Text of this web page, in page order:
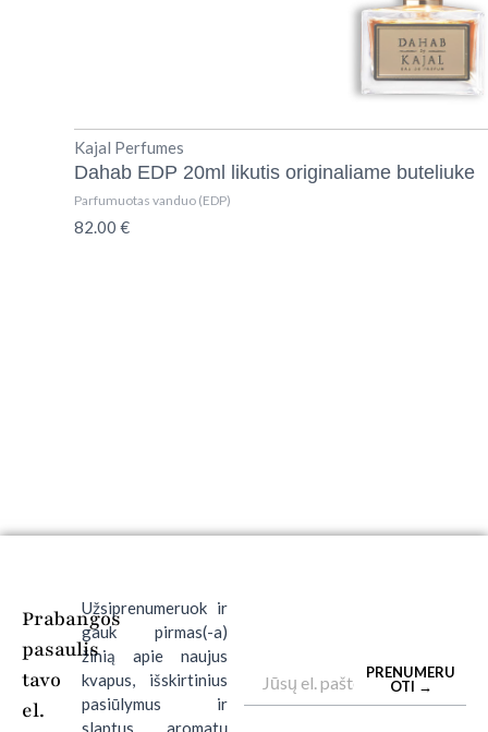
Kajal Perfumes
Dahab EDP 20ml likutis originaliame buteliuke
Parfumuotas vanduo (EDP)
82.00 €
Prabangos
pasaulis
tavo
el.
Užsiprenumeruok ir
gauk pirmas(-a)
žinią apie naujus
kvapus, išskirtinius
pasiūlymus ir
slaptus aromatų
PRENUMERU
OTI →